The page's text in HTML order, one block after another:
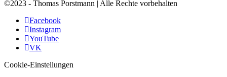
©2023 - Thomas Porstmann | Alle Rechte vorbehalten
Facebook
Instagram
YouTube
VK
Cookie-Einstellungen